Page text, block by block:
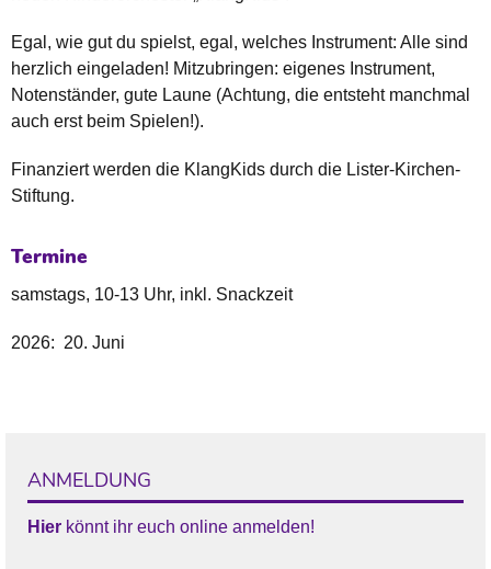
Egal, wie gut du spielst, egal, welches Instrument: Alle sind
herzlich eingeladen! Mitzubringen: eigenes Instrument,
Notenständer, gute Laune (Achtung, die entsteht manchmal
auch erst beim Spielen!).
Finanziert werden die KlangKids durch die Lister-Kirchen-
Stiftung.
Termine
samstags, 10-13 Uhr, inkl. Snackzeit
2026: 20. Juni
ANMELDUNG
Hier könnt ihr euch online anmelden!